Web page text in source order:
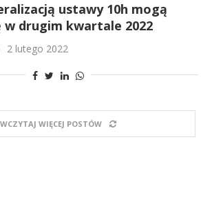
ustawy 10h mogą
w drugim kwartale 2022
2 lutego 2022
WCZYTAJ WIĘCEJ POSTÓW